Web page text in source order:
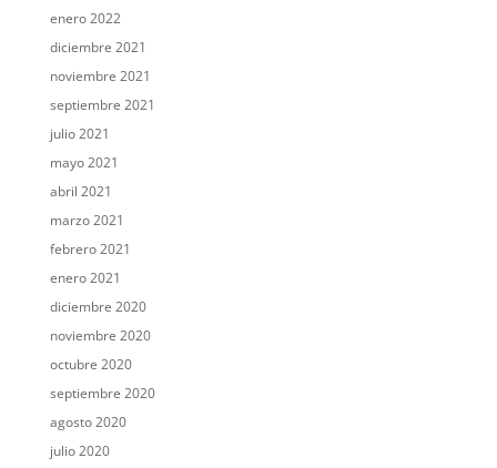
enero 2022
diciembre 2021
noviembre 2021
septiembre 2021
julio 2021
mayo 2021
abril 2021
marzo 2021
febrero 2021
enero 2021
diciembre 2020
noviembre 2020
octubre 2020
septiembre 2020
agosto 2020
julio 2020